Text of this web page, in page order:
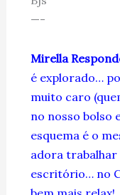
—-
Mirella
é explorado…
muito caro
no nosso bolso
esquema é o
adora
escritório… no